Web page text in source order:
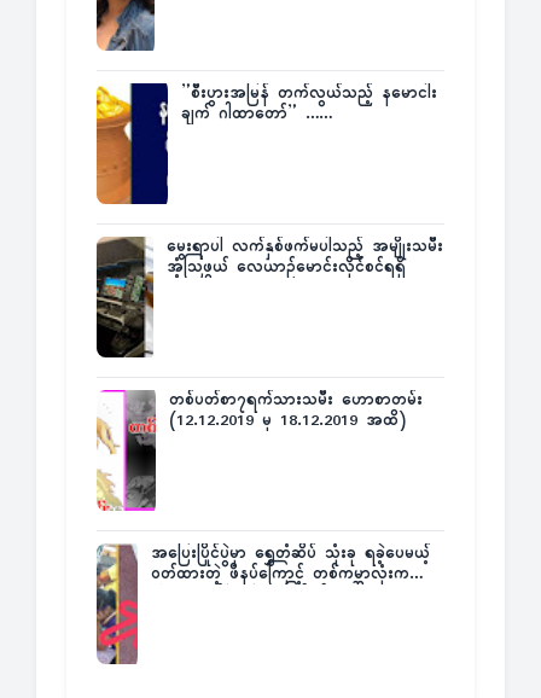
”စီးပွားအမြန် တက်လွယ်သည့် နမောငါး
ချက် ဂါထာတော်” ……
မွေးရာပါ လက်နှစ်ဖက်မပါသည့် အမျိုးသမီး
အံ့သြဖွယ် လေယာဉ်မောင်းလိုင်စင်ရရှိ
တစ်ပတ်စာ၇ရက်သားသမီး ဟောစာတမ်း
(12.12.2019 မှ 18.12.2019 အထိ)
အပြေးပြိုင်ပွဲမှာ ရွှေတံဆိပ် သုံးခု ရခဲ့ပေမယ့်
ဝတ်ထားတဲ့ ဖိနပ်ကြောင့် တစ်ကမ္ဘာလုံးက